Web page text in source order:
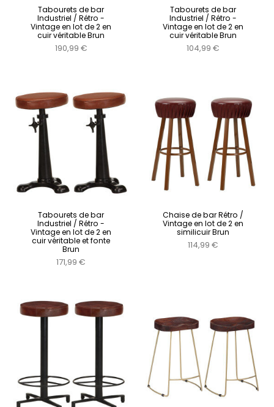
Tabourets de bar
Industriel / Rétro -
Vintage en lot de 2 en
cuir véritable Brun
190,99 €
Tabourets de bar
Industriel / Rétro -
Vintage en lot de 2 en
cuir véritable Brun
104,99 €
Tabourets de bar
Industriel / Rétro -
Vintage en lot de 2 en
cuir véritable et fonte
Brun
171,99 €
Chaise de bar Rétro /
Vintage en lot de 2 en
similicuir Brun
114,99 €